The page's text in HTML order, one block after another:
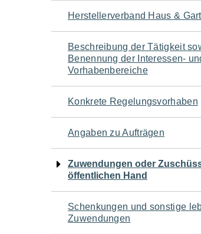
Navigation
für
den
Seiteninhalt
Herstellerverband Haus &
Beschreibung der Tätigkeit
Benennung der Interessen-
Vorhabenbereiche
Konkrete Regelungsvorhaben
Angaben zu Aufträgen
Zuwendungen oder
öffentlichen Hand
Schenkungen und sonstige
Zuwendungen